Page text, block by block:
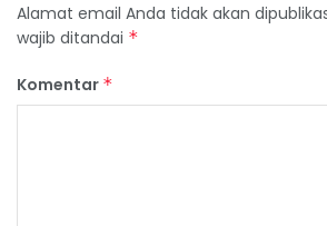
Alamat email Anda tidak akan
wajib ditandai *
Komentar *